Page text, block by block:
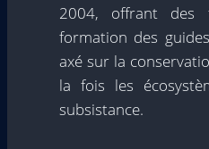
2004, offrant des
formation des
axé sur la
la fois les
subsistance.